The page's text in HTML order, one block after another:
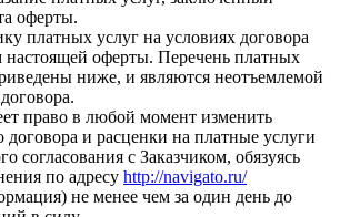
оферты.
платных услуг на условиях договора
настоящей оферты. Перечень платных
ниже, и являются неотъемлемой
право в любой момент изменить
договора и расценки на платные услуги
согласования с Заказчиком, обязуясь
по адресу http://navigato.ru/
не менее чем за один день до